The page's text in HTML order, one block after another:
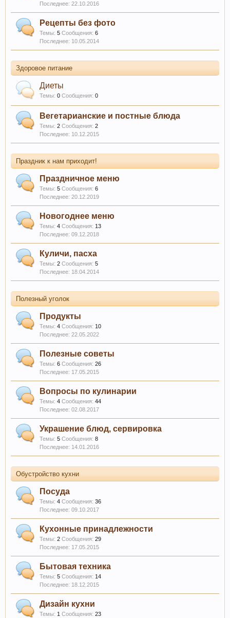
22.10.2016
Рецепты без фото
Темы: 5 Сообщения: 6
10.05.2014
Здоровое питание
Диеты
Темы: 0 Сообщения: 0
Вегетарианские и постные блюда
Темы: 2 Сообщения: 2
10.12.2015
Праздник к нам приходит!
Праздничное меню
Темы: 5 Сообщения: 6
20.12.2019
Новогоднее меню
Темы: 4 Сообщения: 13
09.12.2018
Куличи, пасха
Темы: 2 Сообщения: 5
18.04.2014
Полезный уголок
Продукты
Темы: 4 Сообщения: 10
22.05.2022
Полезные советы
Темы: 6 Сообщения: 26
17.05.2015
Вопросы по кулинарии
Темы: 4 Сообщения: 44
02.08.2017
Украшение блюд, сервировка
Темы: 5 Сообщения: 8
14.01.2016
Обустройство кухни
Посуда
Темы: 4 Сообщения: 36
09.10.2017
Кухонные принадлежности
Темы: 2 Сообщения: 29
17.05.2015
Бытовая техника
Темы: 5 Сообщения: 14
18.12.2015
Дизайн кухни
Темы: 1 Сообщения: 23